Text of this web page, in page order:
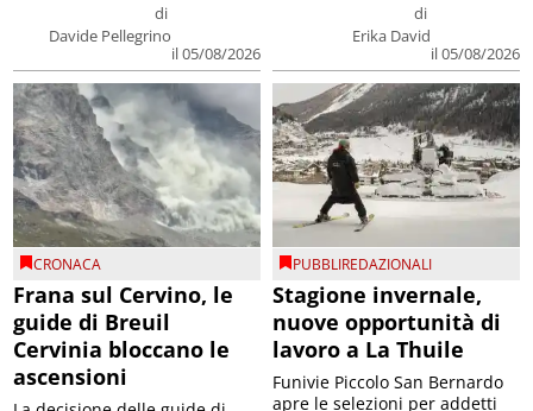
di
Davide Pellegrino
il 05/08/2026
di
Erika David
il 05/08/2026
CRONACA
Frana sul Cervino, le
guide di Breuil
Cervinia bloccano le
ascensioni
PUBBLIREDAZIONALI
Stagione invernale,
nuove opportunità di
lavoro a La Thuile
Funivie Piccolo San Bernardo
apre le selezioni per addetti